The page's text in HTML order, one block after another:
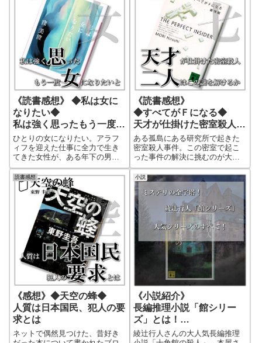
《読書感想》 ◆私は女に
なりたい◆
私は強く思ったもう一度女
になりたいと
ひとりの女になりたい。アラフ
ィフを迎えた仕事に全力で生き
てきた女性が、ある年下の男性
に惹かれ恋に落ちる。忘れかけ
ていた女性として生きるという
気持ち。その気持ちを思い出し
た女性の魅力や可愛らしさを存
分に描いた作品。恋愛小説の名
手がアラフィフ女性の心を揺さ
ぶる！
《読書感想》
◆すべてがＦになる◆
天才が仕掛けた密室殺人。
二人はこの謎を解けるか
ある孤島にある研究所で起きた
密室殺人事件。この密室で起こ
った事件の解決に挑むのが大学
の研究室で旅行で孤島を訪れて
いた大学助教授とその知り合い
の少女。二人の天才が、天才が
仕掛けたこの事件の謎解きに挑
む！理系推理作家の名作「すべ
てがＦになる」が文庫化！これ
ぞ科学的ミステリー小説の代
表！
読書感想
《感想》◆天空の蜂◆
人質は日本国民、犯人の要
求とは
ネットで偶然見つけた、昔好き
小説
《小説紹介》
長編推理小説「館シリー
ズ」とは！
著者「綾辻行人」が魅せ
綾辻行人さんの大人気長編推理